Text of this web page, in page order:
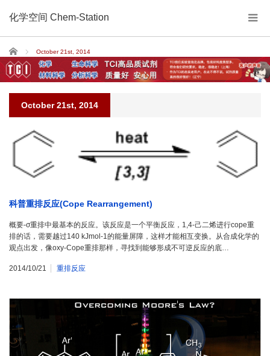
化学空间 Chem-Station
Home October 21st, 2014
October 21st, 2014
科普重排反应(Cope Rearrangement)
概要-σ重排中最基本的反应。该反应是一个平衡反应，1,4-己二烯进行cope重
排的话，需要越过140 kJmol-1的能量屏障，这样才能相互变换。从合成化学的
观点出发，像oxy-Cope重排那样，寻找到能够形成不可逆反应的底…
2014/10/21 重排反应